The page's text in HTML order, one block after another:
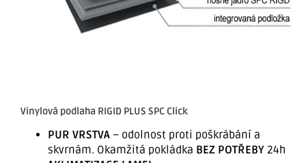
Vinylová podlaha RIGID PLUS SPC Click
PUR VRSTVA – odolnost proti poškrábání a
skvrnám. Okamžitá pokládka BEZ POTŘEBY 24h